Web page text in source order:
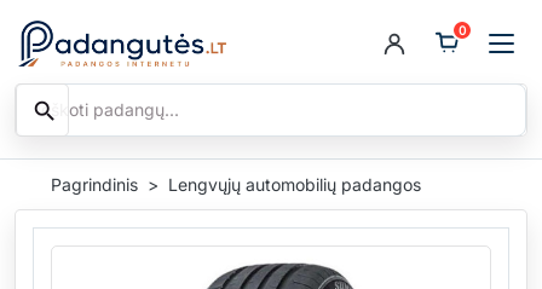
Ieškoti
search
0
Pagrindinis Lengvųjų automobilių padangos